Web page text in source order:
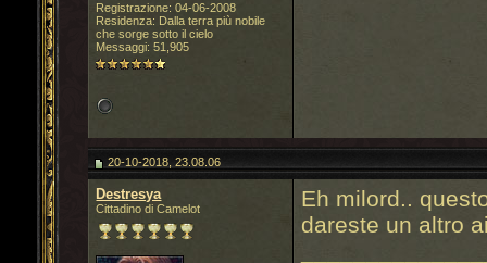
Registrazione: 04-06-2008
Residenza: Dalla terra più nobile
che sorge sotto il cielo
Messaggi: 51,905
20-10-2018, 23.08.06
Destresya
Cittadino di Camelot
Eh milord..
dareste un altro